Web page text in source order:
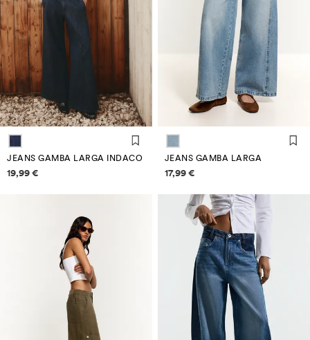
JEANS GAMBA LARGA INDACO
Informazioni sui prezzi
19,99 €
JEANS GAMBA LARGA
Informazioni sui prezzi
17,99 €